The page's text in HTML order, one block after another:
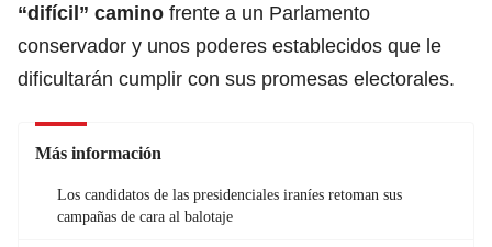
“difícil” camino frente a un Parlamento
conservador y unos poderes establecidos que le
dificultarán cumplir con sus promesas electorales.
Más información
Los candidatos de las presidenciales iraníes retoman sus
campañas de cara al balotaje